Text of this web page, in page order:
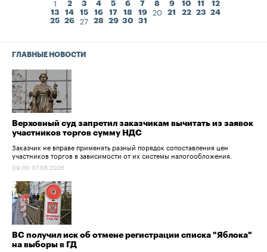
1 2 3 4 5 6 7 8 9 10 11
12
13
14 15 16 17 18 19 20 21 22 23
24
25
26 27 28 29 30 31
ГЛАВНЫЕ НОВОСТИ
Верховный суд запретил заказчикам вычитать из заявок
участников торгов сумму НДС
Заказчик не вправе применять разный порядок сопоставления цен
участников торгов в зависимости от их системы налогообложения.
09:00 07.08.2026
ВС получил иск об отмене регистрации списка "Яблока"
на выборы в ГД